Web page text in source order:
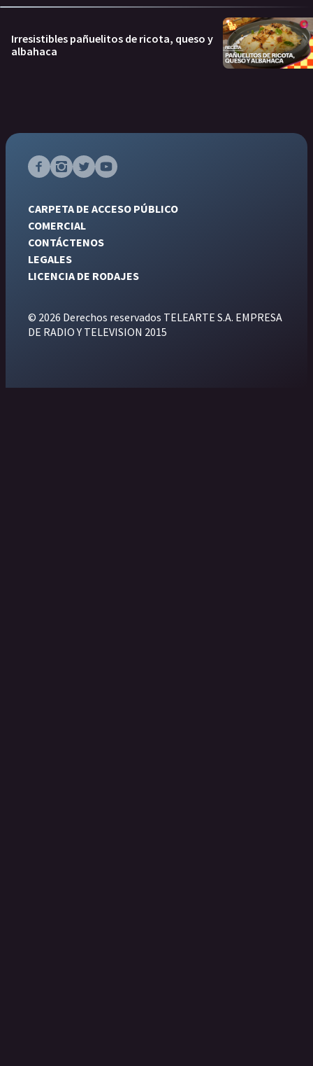
Irresistibles pañuelitos de ricota, queso y
albahaca
CARPETA DE ACCESO PÚBLICO
COMERCIAL
CONTÁCTENOS
LEGALES
LICENCIA DE RODAJES
© 2026 Derechos reservados TELEARTE S.A. EMPRESA
DE RADIO Y TELEVISION 2015